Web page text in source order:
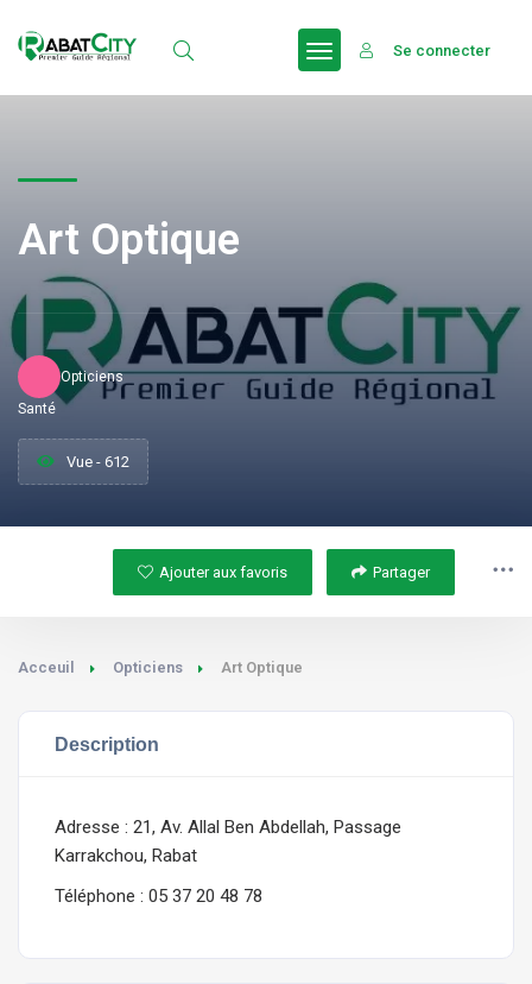
Se connecter
Art Optique
Opticiens
Santé
Vue - 612
Ajouter aux favoris Partager
Acceuil Opticiens Art Optique
Description
Adresse : 21, Av. Allal Ben Abdellah, Passage
Karrakchou, Rabat
Téléphone : 05 37 20 48 78